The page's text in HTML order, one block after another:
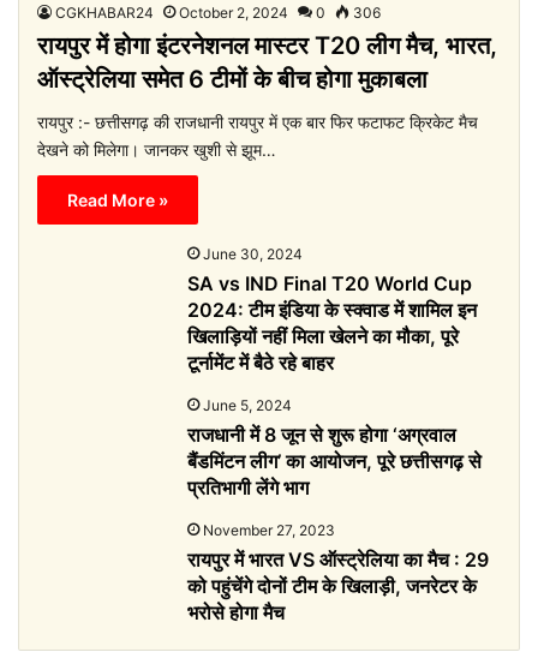
CGKHABAR24 October 2, 2024 0 306
रायपुर में होगा इंटरनेशनल मास्टर T20 लीग मैच, भारत,
ऑस्ट्रेलिया समेत 6 टीमों के बीच होगा मुकाबला
रायपुर :- छत्तीसगढ़ की राजधानी रायपुर में एक बार फिर फटाफट क्रिकेट मैच
देखने को मिलेगा। जानकर खुशी से झूम…
Read More »
June 30, 2024
SA vs IND Final T20 World Cup
2024: टीम इंडिया के स्क्वाड में शामिल इन
खिलाड़ियों नहीं मिला खेलने का मौका, पूरे
टूर्नामेंट में बैठे रहे बाहर
June 5, 2024
राजधानी में 8 जून से शुरू होगा ‘अग्रवाल
बैंडमिंटन लीग’ का आयोजन, पूरे छत्तीसगढ़ से
प्रतिभागी लेंगे भाग
November 27, 2023
रायपुर में भारत VS ऑस्ट्रेलिया का मैच : 29
को पहुंचेंगे दोनों टीम के खिलाड़ी, जनरेटर के
भरोसे होगा मैच